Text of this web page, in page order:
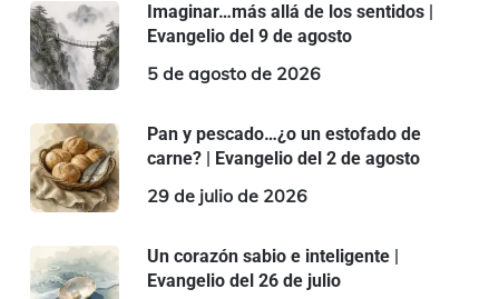
Imaginar…más allá de los sentidos |
Evangelio del 9 de agosto
5 de agosto de 2026
Pan y pescado…¿o un estofado de
carne? | Evangelio del 2 de agosto
29 de julio de 2026
Un corazón sabio e inteligente |
Evangelio del 26 de julio